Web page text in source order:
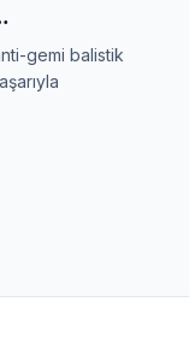
gemi balistik